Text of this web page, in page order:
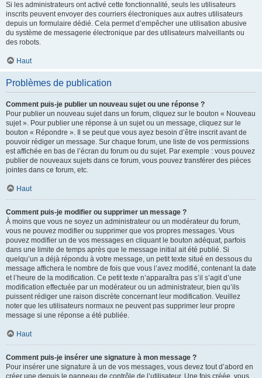
Si les administrateurs ont activé cette fonctionnalité, seuls les utilisateurs
inscrits peuvent envoyer des courriers électroniques aux autres utilisateurs
depuis un formulaire dédié. Cela permet d’empêcher une utilisation abusive
du système de messagerie électronique par des utilisateurs malveillants ou
des robots.
Haut
Problèmes de publication
Comment puis-je publier un nouveau sujet ou une réponse ?
Pour publier un nouveau sujet dans un forum, cliquez sur le bouton « Nouveau
sujet ». Pour publier une réponse à un sujet ou un message, cliquez sur le
bouton « Répondre ». Il se peut que vous ayez besoin d’être inscrit avant de
pouvoir rédiger un message. Sur chaque forum, une liste de vos permissions
est affichée en bas de l’écran du forum ou du sujet. Par exemple : vous pouvez
publier de nouveaux sujets dans ce forum, vous pouvez transférer des pièces
jointes dans ce forum, etc.
Haut
Comment puis-je modifier ou supprimer un message ?
À moins que vous ne soyez un administrateur ou un modérateur du forum,
vous ne pouvez modifier ou supprimer que vos propres messages. Vous
pouvez modifier un de vos messages en cliquant le bouton adéquat, parfois
dans une limite de temps après que le message initial ait été publié. Si
quelqu’un a déjà répondu à votre message, un petit texte situé en dessous du
message affichera le nombre de fois que vous l’avez modifié, contenant la date
et l’heure de la modification. Ce petit texte n’apparaîtra pas s’il s’agit d’une
modification effectuée par un modérateur ou un administrateur, bien qu’ils
puissent rédiger une raison discrète concernant leur modification. Veuillez
noter que les utilisateurs normaux ne peuvent pas supprimer leur propre
message si une réponse a été publiée.
Haut
Comment puis-je insérer une signature à mon message ?
Pour insérer une signature à un de vos messages, vous devez tout d’abord en
créer une depuis le panneau de contrôle de l’utilisateur. Une fois créée, vous